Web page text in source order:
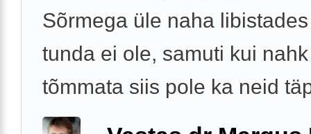
Sõrmega üle naha
tunda ei ole, samuti kui
tõmmata siis pole ka neid